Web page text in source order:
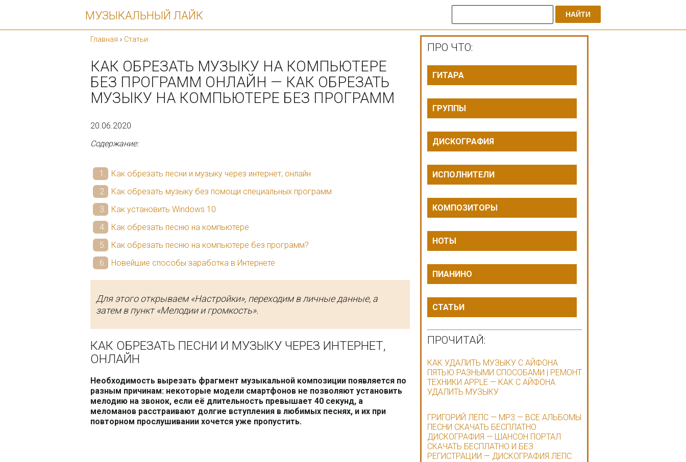
МУЗЫКАЛЬНЫЙ ЛАЙК НАЙТИ
Главная › Статьи
КАК ОБРЕЗАТЬ МУЗЫКУ НА КОМПЬЮТЕРЕ
БЕЗ ПРОГРАММ ОНЛАЙН — КАК ОБРЕЗАТЬ
МУЗЫКУ НА КОМПЬЮТЕРЕ БЕЗ ПРОГРАММ
20.06.2020
Содержание:
Как обрезать песни и музыку через интернет, онлайн
Как обрезать музыку без помощи специальных программ
Как установить Windows 10
Как обрезать песню на компьютере
Как обрезать песню на компьютере без программ?
Новейшие способы заработка в Интернете
Для этого открываем «Настройки», переходим в личные данные, а
затем в пункт «Мелодии и громкость».
КАК ОБРЕЗАТЬ ПЕСНИ И МУЗЫКУ ЧЕРЕЗ ИНТЕРНЕТ,
ОНЛАЙН
Необходимость вырезать фрагмент музыкальной композиции появляется по
разным причинам: некоторые модели смартфонов не позволяют установить
мелодию на звонок, если её длительность превышает 40 секунд, а
меломанов расстраивают долгие вступления в любимых песнях, и их при
повторном прослушивании хочется уже пропустить.
ПРО ЧТО:
ГИТАРА
ГРУППЫ
ДИСКОГРАФИЯ
ИСПОЛНИТЕЛИ
КОМПОЗИТОРЫ
НОТЫ
ПИАНИНО
СТАТЬИ
ПРОЧИТАЙ:
КАК УДАЛИТЬ МУЗЫКУ С АЙФОНА
ПЯТЬЮ РАЗНЫМИ СПОСОБАМИ | РЕМОНТ
ТЕХНИКИ APPLE — КАК С АЙФОНА
УДАЛИТЬ МУЗЫКУ
ГРИГОРИЙ ЛЕПС — MP3 — ВСЕ АЛЬБОМЫ
ПЕСНИ СКАЧАТЬ БЕСПЛАТНО
ДИСКОГРАФИЯ — ШАНСОН ПОРТАЛ
СКАЧАТЬ БЕСПЛАТНО И БЕЗ
РЕГИСТРАЦИИ — ДИСКОГРАФИЯ ЛЕПС